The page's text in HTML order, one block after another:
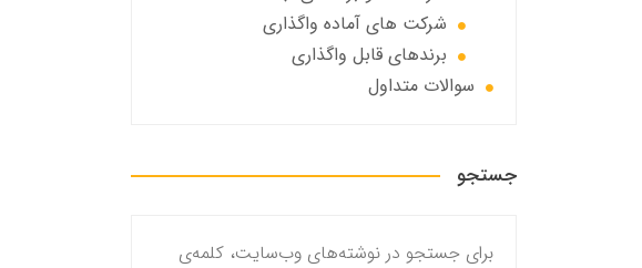
شرکت های آماده واگذاری
برندهای قابل واگذاری
سوالات متداول
جستجو
برای جستجو در نوشته‌های وب‌سایت، کلمه‌ی